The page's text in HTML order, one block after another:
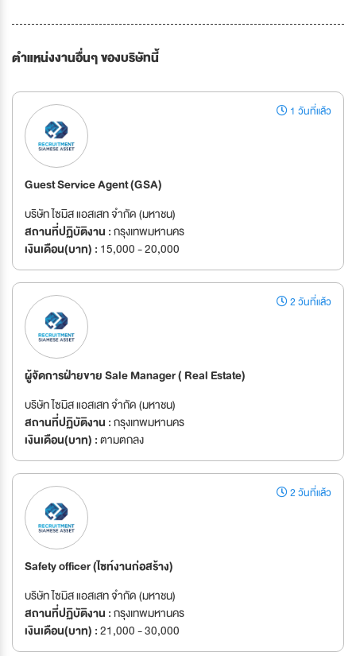
ตำแหน่งงานอื่นๆ ของบริษัทนี้
1 วันที่แล้ว
Guest Service Agent (GSA)
บริษัท ไซมิส แอสเสท จำกัด (มหาชน)
สถานที่ปฏิบัติงาน :กรุงเทพมหานคร
เงินเดือน(บาท) : 15,000 - 20,000
2 วันที่แล้ว
ผู้จัดการฝ่ายขาย Sale Manager ( Real Estate)
บริษัท ไซมิส แอสเสท จำกัด (มหาชน)
สถานที่ปฏิบัติงาน :กรุงเทพมหานคร
เงินเดือน(บาท) :ตามตกลง
2 วันที่แล้ว
Safety officer (ไซท์งานก่อสร้าง)
บริษัท ไซมิส แอสเสท จำกัด (มหาชน)
สถานที่ปฏิบัติงาน :กรุงเทพมหานคร
เงินเดือน(บาท) :21,000 - 30,000